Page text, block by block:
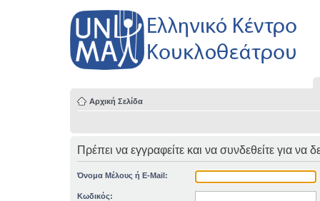
Αρχική Σελίδα
Πρέπει να εγγραφείτε και να συνδεθείτε για να
Όνομα Μέλους ή E-Mail:
Κωδικός: